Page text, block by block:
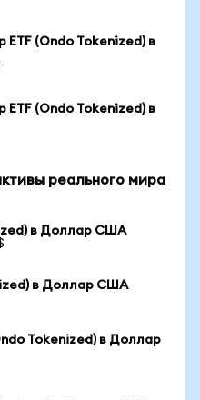
ETF (Ondo Tokenized) в
ETF (Ondo Tokenized) в
реального мира
в Доллар США
в Доллар США
Tokenized) в Доллар